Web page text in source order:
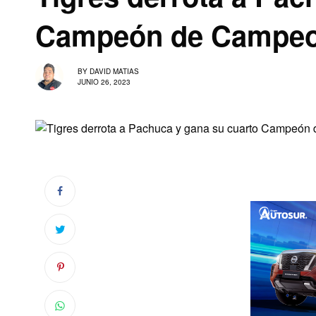
Campeón de
BY DAVID MATIAS
JUNIO 26, 2023